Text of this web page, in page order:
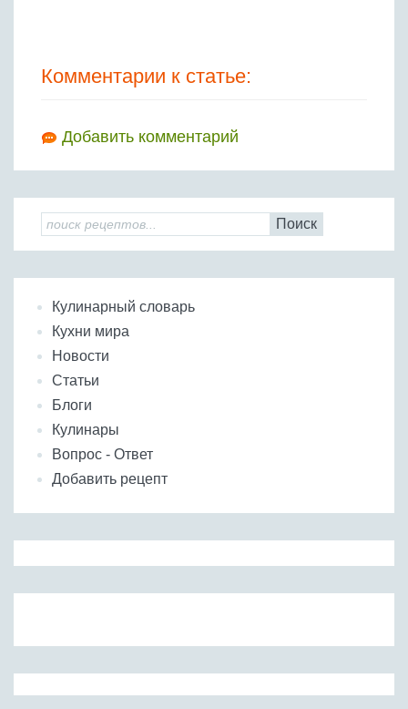
Комментарии к статье:
Добавить комментарий
Поиск
Кулинарный словарь
Кухни мира
Новости
Статьи
Блоги
Кулинары
Вопрос - Ответ
Добавить рецепт